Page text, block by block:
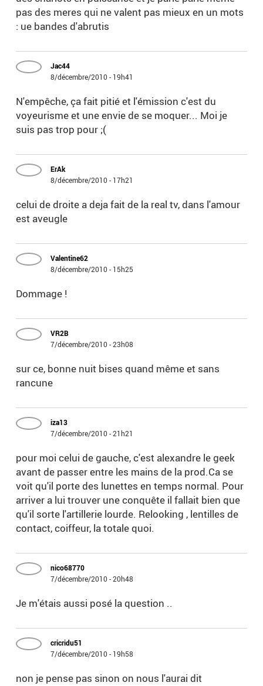
pas des meres qui ne valent pas mieux en un mots
: ue bandes d'abrutis
Jac44
8/décembre/2010 - 19h41
N'empêche, ça fait pitié et l'émission c'est du
voyeurisme et une envie de se moquer... Moi je
suis pas trop pour ;(
ErAk
8/décembre/2010 - 17h21
celui de droite a deja fait de la real tv, dans l'amour
est aveugle
Valentine62
8/décembre/2010 - 15h25
Dommage !
VR2B
7/décembre/2010 - 23h08
sur ce, bonne nuit bises quand même et sans
rancune
iza13
7/décembre/2010 - 21h21
pour moi celui de gauche, c'est alexandre le geek
avant de passer entre les mains de la prod.Ca se
voit qu'il porte des lunettes en temps normal. Pour
arriver a lui trouver une conquête il fallait bien que
qu'il sorte l'artillerie lourde. Relooking , lentilles de
contact, coiffeur, la totale quoi.
nico68770
7/décembre/2010 - 20h48
Je m'étais aussi posé la question ..
cricridu51
7/décembre/2010 - 19h58
non je pense pas sinon on nous l'aurai dit